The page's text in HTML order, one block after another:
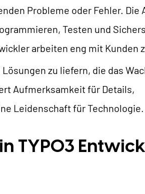
Service
Testen
& Wartung
NITSAN
Probleme oder Fehler. Die
Testen und
arbeiten eng mit Kunden
zu liefern, die das
Aufmerksamkeit für Details,
Leidenschaft für Technologie.
TYPO3